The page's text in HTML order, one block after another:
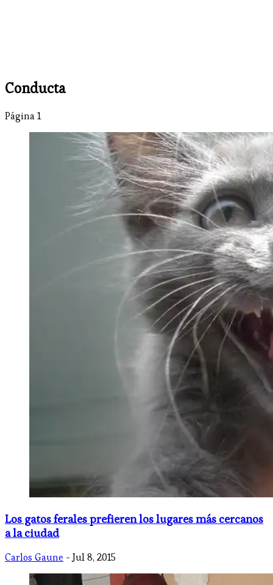
Conducta
Página 1
Los gatos ferales prefieren los lugares más cercanos
a la ciudad
Carlos Gaune - Jul 8, 2015